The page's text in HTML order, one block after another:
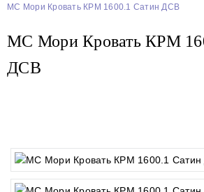
МС Мори Кровать КРМ 1600.1 Сатин ДСВ
МС Мори Кровать КРМ
ДСВ